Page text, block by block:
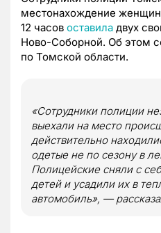
местонахождение
12 часов оставила двух
Ново-Соборной. Об этом
по Томской области.
«Сотрудники полиции
выехали на место
действительно
одетые не по сезону в
Полицейские сняли с
детей и усадили их в
автомобиль», —